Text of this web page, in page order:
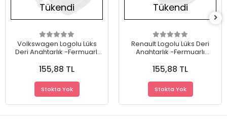
Tükendi
Volkswagen Logolu Lüks
Deri Anahtarlık -Fermuarlı
155,88 TL
Stokta Yok
Tükendi
Renault Logolu Lüks Deri
Anahtarlık -Fermuarlı
155,88 TL
Stokta Yok